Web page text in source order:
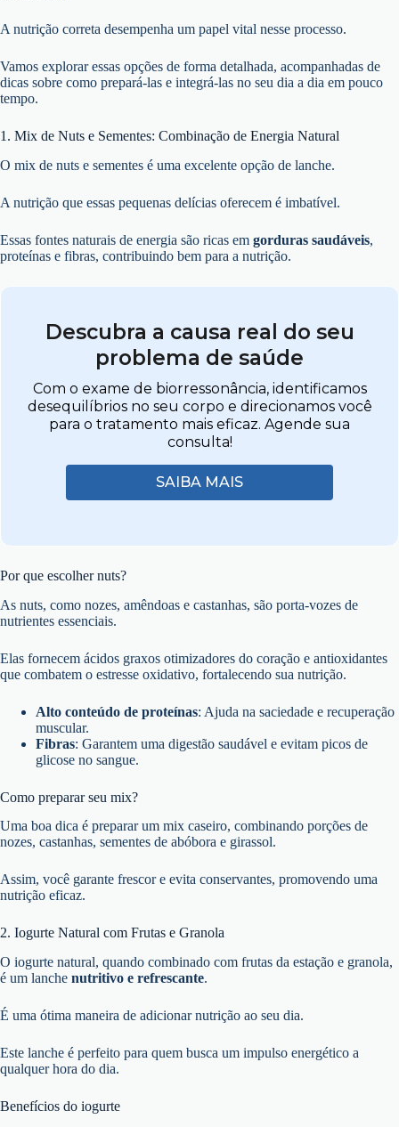
A nutrição correta desempenha um papel vital nesse processo.
Vamos explorar essas opções de forma detalhada, acompanhadas de
dicas sobre como prepará-las e integrá-las no seu dia a dia em pouco
tempo.
1. Mix de Nuts e Sementes: Combinação de Energia Natural
O mix de nuts e sementes é uma excelente opção de lanche.
A nutrição que essas pequenas delícias oferecem é imbatível.
Essas fontes naturais de energia são ricas em gorduras saudáveis,
proteínas e fibras, contribuindo bem para a nutrição.
Descubra a causa real do seu
problema de saúde
Com o exame de biorressonância, identificamos
desequilíbrios no seu corpo e direcionamos você
para o tratamento mais eficaz. Agende sua
consulta!
SAIBA MAIS
Por que escolher nuts?
As nuts, como nozes, amêndoas e castanhas, são porta-vozes de
nutrientes essenciais.
Elas fornecem ácidos graxos otimizadores do coração e antioxidantes
que combatem o estresse oxidativo, fortalecendo sua nutrição.
Alto conteúdo de proteínas: Ajuda na saciedade e recuperação
muscular.
Fibras: Garantem uma digestão saudável e evitam picos de
glicose no sangue.
Como preparar seu mix?
Uma boa dica é preparar um mix caseiro, combinando porções de
nozes, castanhas, sementes de abóbora e girassol.
Assim, você garante frescor e evita conservantes, promovendo uma
nutrição eficaz.
2. Iogurte Natural com Frutas e Granola
O iogurte natural, quando combinado com frutas da estação e granola,
é um lanche nutritivo e refrescante.
É uma ótima maneira de adicionar nutrição ao seu dia.
Este lanche é perfeito para quem busca um impulso energético a
qualquer hora do dia.
Benefícios do iogurte